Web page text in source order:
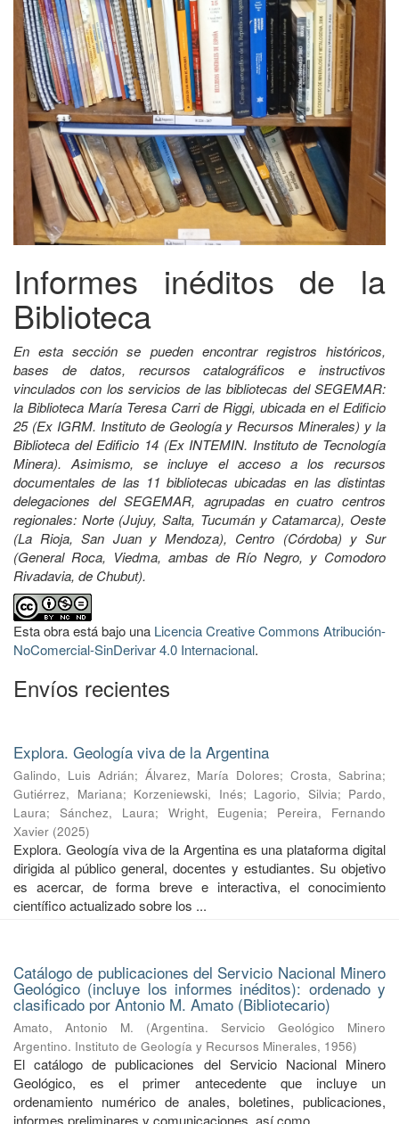
Informes inéditos de la
Biblioteca
En esta sección se pueden encontrar registros históricos,
bases de datos, recursos catalográficos e instructivos
vinculados con los servicios de las bibliotecas del SEGEMAR:
la Biblioteca María Teresa Carri de Riggi, ubicada en el Edificio
25 (Ex IGRM. Instituto de Geología y Recursos Minerales) y la
Biblioteca del Edificio 14 (Ex INTEMIN. Instituto de Tecnología
Minera). Asimismo, se incluye el acceso a los recursos
documentales de las 11 bibliotecas ubicadas en las distintas
delegaciones del SEGEMAR, agrupadas en cuatro centros
regionales: Norte (Jujuy, Salta, Tucumán y Catamarca), Oeste
(La Rioja, San Juan y Mendoza), Centro (Córdoba) y Sur
(General Roca, Viedma, ambas de Río Negro, y Comodoro
Rivadavia, de Chubut).
Esta obra está bajo una Licencia Creative Commons Atribución-
NoComercial-SinDerivar 4.0 Internacional.
Envíos recientes
Explora. Geología viva de la Argentina
Galindo, Luis Adrián; Álvarez, María Dolores;Crosta, Sabrina;
Gutiérrez, Mariana; Korzeniewski, Inés; Lagorio, Silvia; Pardo,
Laura; Sánchez, Laura; Wright, Eugenia; Pereira, Fernando
Xavier (2025)
Explora. Geología viva de la Argentina es una plataforma digital
dirigida al público general, docentes y estudiantes. Su objetivo
es acercar, de forma breve e interactiva, el conocimiento
científico actualizado sobre los ...
Catálogo de publicaciones del Servicio Nacional Minero
Geológico (incluye los informes inéditos): ordenado y
clasificado por Antonio M. Amato (Bibliotecario)
Amato, Antonio M. (Argentina. Servicio Geológico Minero
Argentino. Instituto de Geología y Recursos Minerales, 1956)
El catálogo de publicaciones del Servicio Nacional Minero
Geológico, es el primer antecedente que incluye un
ordenamiento numérico de anales, boletines, publicaciones,
informes preliminares y comunicaciones, así como ...